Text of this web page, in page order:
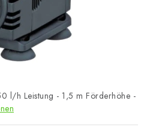
l/h Leistung - 1,5 m Förderhöhe -